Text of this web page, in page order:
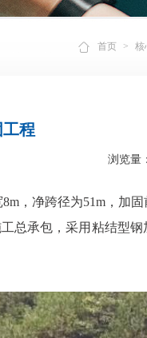
首页 > 核
程
浏览量
8m，净跨径为51m，加
工总承包，采用粘结型